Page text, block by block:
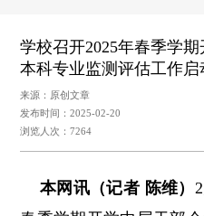
学校召开2025年春季学
本科专业监测评估工作启
来源：原创文章
发布时间：2025-02-20
浏览人次：7264
本网讯（记者 陈维）